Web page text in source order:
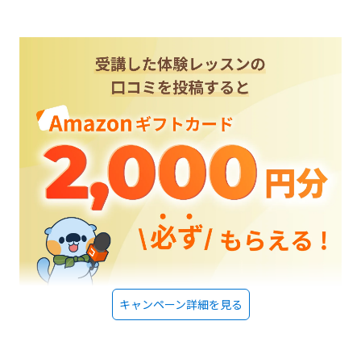
キャンペーン詳細を見る